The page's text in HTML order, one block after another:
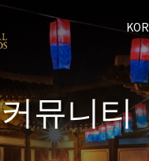
KOR
커뮤니티